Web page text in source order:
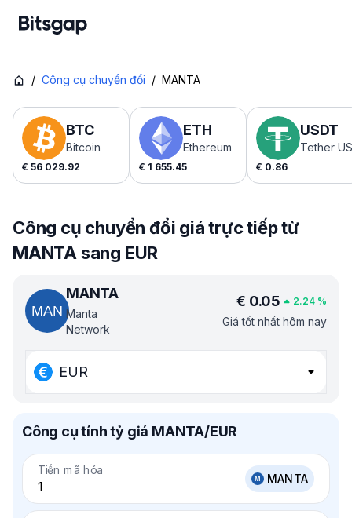
/ Công cụ chuyển đổi / MANTA
BTC
Bitcoin
€ 56 029.92
ETH
Ethereum
€ 1 655.45
USDT
Tether
€ 0.86
Công cụ chuyển đổi giá trực tiếp từ
MANTA sang EUR
MANTA
Manta
Network
€ 0.05 2.24 %
Giá tốt nhất hôm nay
EUR
Công cụ tính tỷ giá MANTA/EUR
Tiền mã hóa
MANTA